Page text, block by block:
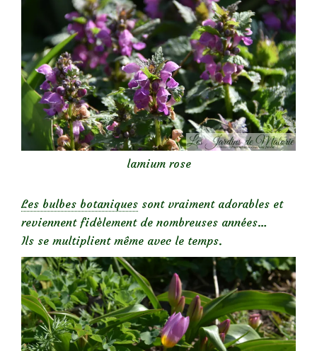
lamium rose
Les bulbes botaniques sont vraiment adorables et
reviennent fidèlement de nombreuses années…
Ils se multiplient même avec le temps.